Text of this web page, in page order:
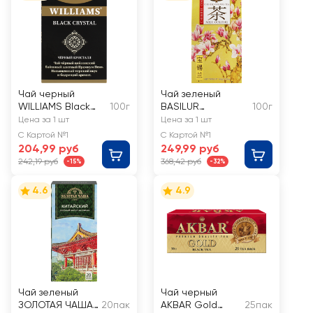
Чай черный
WILLIAMS Black
Crystal Премиум
Пеко байховый
цейлонский
элитный, листовой
100г
Цена за 1 шт
С Картой №1
204,99 руб
242,19 руб -15%
Чай зеленый
BASILUR
Молочный улун
байховый
листовой
100г
Цена за 1 шт
С Картой №1
249,99 руб
368,42 руб -32%
4.6
Чай зеленый
ЗОЛОТАЯ ЧАША
20пак
4.9
Чай черный
AKBAR Gold
25пак